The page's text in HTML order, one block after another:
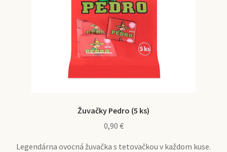
Žuvačky Pedro (5 ks)
0,90 €
Legendárna ovocná žuvačka s tetovačkou v každom kuse.